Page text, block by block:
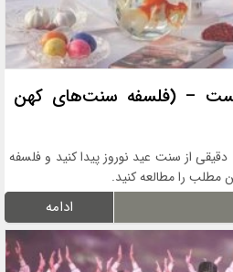
– (فلسفه سنت‌های کهن
از سنت عید نوروز پیدا کنید و فلسفه
مطلب را مطالعه کنید.
ادامه